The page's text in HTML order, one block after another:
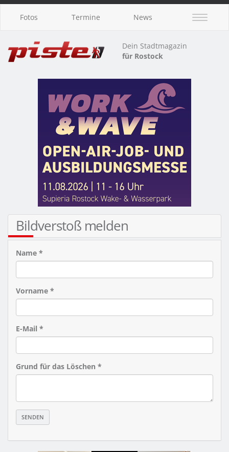
Fotos Termine News
Dein Stadtmagazin
für Rostock
Bildverstoß melden
Name *
Vorname *
E-Mail *
Grund für das Löschen *